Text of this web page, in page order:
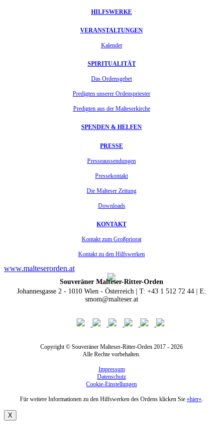
HILFSWERKE
VERANSTALTUNGEN
Kalender
SPIRITUALITÄT
Das Ordensgebet
Predigten unserer Ordenspriester
Predigten aus der Malteserkirche
SPENDEN & HELFEN
PRESSE
Presseaussendungen
Pressekontakt
Die Malteser Zeitung
Downloads
KONTAKT
Kontakt zum Großpriorat
Kontakt zu den Hilfswerken
www.malteserorden.at
Souveräner Malteser-Ritter-Orden
Johannesgasse 2 - 1010 Wien - Österreich | T: +43 1 512 72 44 | E:
smom@malteser.at
Copyright © Souveräner Malteser-Ritter-Orden 2017 - 2026
Alle Rechte vorbehalten.
Impressum
Datenschutz
Cookie-Einstellungen
Für weitere Informationen zu den Hilfswerken des Ordens klicken Sie »hier«.
X